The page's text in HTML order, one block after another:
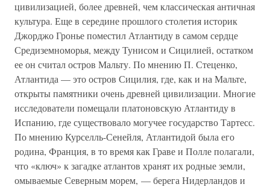
цивилизацией, более древней, чем классическая античная
культура. Еще в середине прошлого столетия историк
Джорджо Гронье поместил Атлантиду в самом сердце
Средиземноморья, между Тунисом и Сицилией, остатком
ее он считал остров Мальту. По мнению П. Стеценко,
Атлантида — это остров Сицилия, где, как и на Мальте,
открыты памятники очень древней цивилизации. Многие
исследователи помещали платоновскую Атлантиду в
Испанию, где существовало могучее государство Тартесс.
По мнению Курселль-Сенейля, Атлантидой была его
родина, Франция, в то время как Граве и Полле полагали,
что «ключ» к загадке атлантов хранят их родные земли,
омываемые Северным морем, — берега Нидерландов и